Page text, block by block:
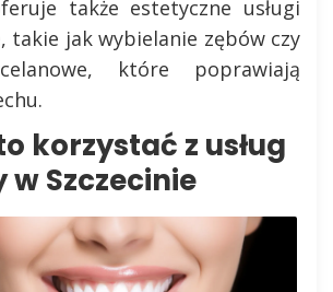
także estetyczne usługi
takie jak wybielanie zębów czy
które poprawiają
korzystać z usług
Szczecinie